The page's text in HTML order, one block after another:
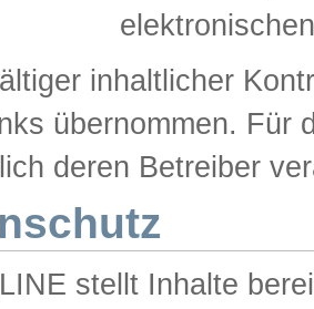
inhaltlicher
übernommen. Für
deren Betreiber
stellt Inhalte